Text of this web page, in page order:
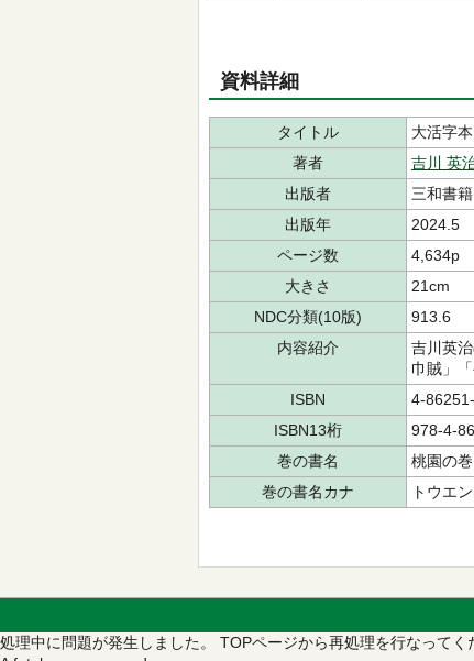
資料詳細
タイトル
大活字
著者
吉川 英
出版者
三和書籍
出版年
2024.5
ページ数
4,634p
大きさ
21cm
NDC分類(10版)
913.6
内容紹介
吉川英
巾賊」
ISBN
4-
ISBN13桁
978-4-
巻の書名
桃園の巻
巻の書名カナ
トウエ
処理中に問題が発生しました。 TOPページから再処理を行なってく